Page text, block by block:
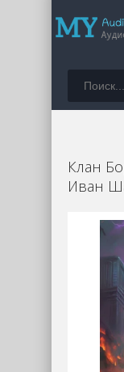
Клан
Иван